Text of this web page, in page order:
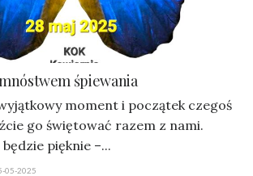
śpiewania
moment i początek czegoś
go świętować razem z nami.
pięknie –...
05-2025